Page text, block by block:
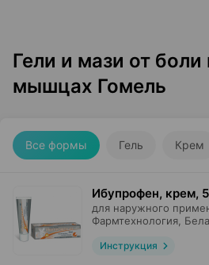
Гели и мази от боли
мышцах Гомель
Все формы Гель Крем
Ибупрофен, крем,
для наружного
Фармтехнология ,
Инструкция